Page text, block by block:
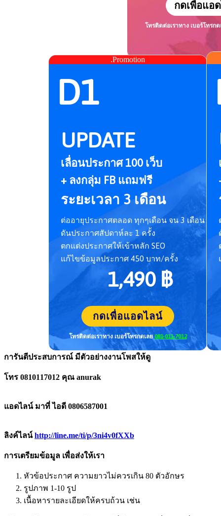
กดเพื่อแอ
โทรติดต่อเราทาง เบอร์โทรกด
.Promotion
D1
UPDATE
เลื่อนประกาศ 100 เว็บ
+ ลงกลุ่ม FB แถมฟรี
ระยะเวลา 3 เดือน
ต่ออายุประกาศตลอด ทุกๆเดือน จน 3 เดือน
ดันประกาศสัปดาห์ละ 1 ครั้ง
ตกแต่งประกาศให้เข้าหลัก SEO
แก้ไขข้อมูลประกาศ 450 บาท/ครั้ง
1,490 ฿
กดเพื่อแอดไลน์
โทรติดต่อเราทาง เบอร์โทรกดเลย 081-011-7012
การันตีประสบการณ์ มีตัวอย่างงานโพสให้ดู
โทร 0810117012 คุณ anurak
แอดไลน์ มาที่ ไอดี 0806587001
ลิงค์ไลน์http://line.me/ti/p/3ni4v0fXXb
การเตรียมข้อมูล เพื่อส่งให้เรา
หัวข้อประกาศ ความยาวไม่ควรเกิน 80 ตัวอักษร
รูปภาพ 1-10 รูป
เนื้อหารายละเอียดให้ครบถ้วน เช่น